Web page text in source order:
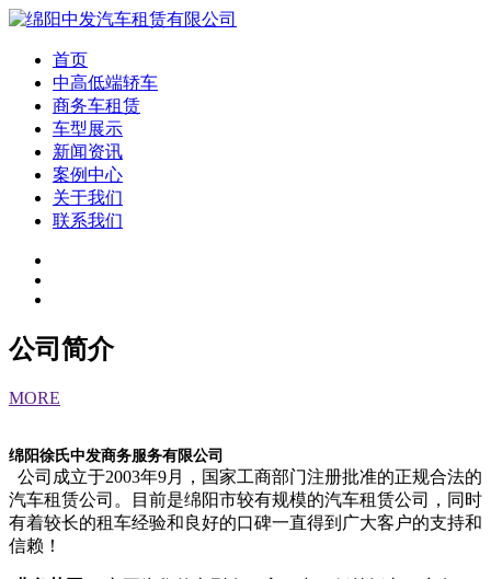
首页
中高低端轿车
商务车租赁
车型展示
新闻资讯
案例中心
关于我们
联系我们
公司简介
MORE
绵阳徐氏中发商务服务有限公司
公司成立于2003年9月，国家工商部门注册批准的正规合法的
汽车租赁公司。目前是绵阳市较有规模的汽车租赁公司，同时
有着较长的租车经验和良好的口碑一直得到广大客户的支持和
信赖！